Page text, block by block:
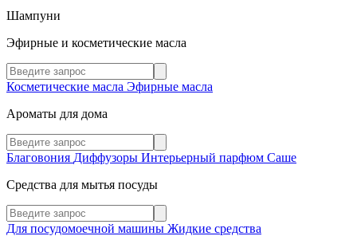
Шампуни
Эфирные и косметические масла
Косметические масла Эфирные масла
Ароматы для дома
Благовония Диффузоры Интерьерный парфюм Саше
Средства для мытья посуды
Для посудомоечной машины Жидкие средства